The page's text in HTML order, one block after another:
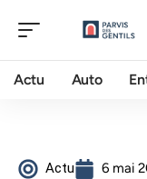
Actu Auto
Actu 6 mai